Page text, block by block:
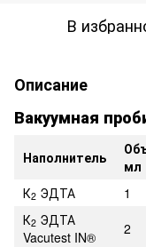
В
Описание
Вакуумная
Наполнитель
мл
К2 ЭДТА 1
К2 ЭДТА
Vacutest IN®
2